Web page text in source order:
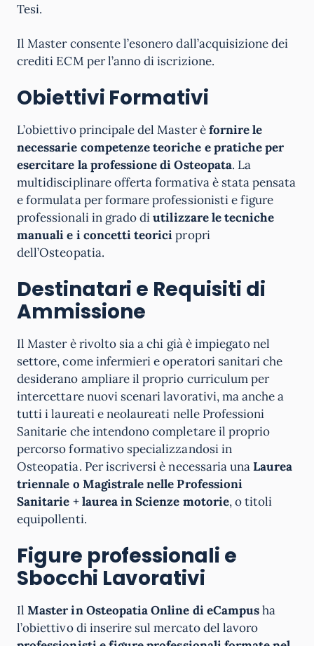
Tesi.
Il Master consente l’esonero dall’acquisizione dei
crediti ECM per l’anno di iscrizione.
Obiettivi Formativi
L’obiettivo principale del Master èfornire le
necessarie competenze teoriche e pratiche per
esercitare la professione di Osteopata. La
multidisciplinare offerta formativa è stata pensata
e formulata per formare professionisti e figure
professionali in grado diutilizzare le tecniche
manuali e i concetti teoricipropri
dell’Osteopatia.
Destinatari e Requisiti di
Ammissione
Il Master è rivolto sia a chi già è impiegato nel
settore, come infermieri e operatori sanitari che
desiderano ampliare il proprio curriculum per
intercettare nuovi scenari lavorativi, ma anche a
tutti i laureati e neolaureati nelle Professioni
Sanitarie che intendono completare il proprio
percorso formativo specializzandosi in
Osteopatia. Per iscriversi è necessaria unaLaurea
triennale o Magistrale nelle Professioni
Sanitarie + laurea in Scienze motorie, o titoli
equipollenti.
Figure professionali e
Sbocchi Lavorativi
IlMaster in Osteopatia Online dieCampusha
l’obiettivo di inserire sul mercato del lavoro